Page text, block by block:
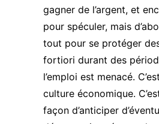
gagner de l’argent, et
pour spéculer, mais
tout pour se protéger
fortiori durant des
l’emploi est menacé.
culture économique.
façon d’anticiper